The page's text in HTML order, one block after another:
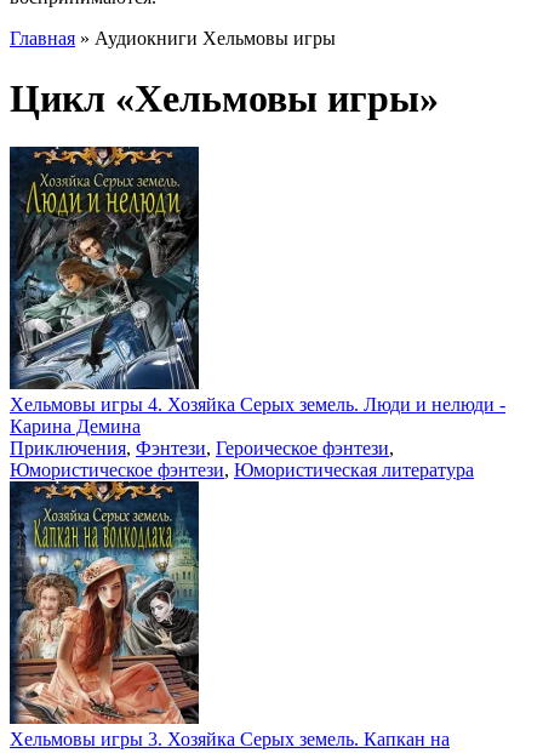
Главная » Аудиокниги Хельмовы игры
Цикл «Хельмовы игры»
Хельмовы игры 4. Хозяйка Серых земель. Люди и нелюди -
Карина Демина
Приключения, Фэнтези, Героическое фэнтези,
Юмористическое фэнтези, Юмористическая литература
Хельмовы игры 3. Хозяйка Серых земель. Капкан на